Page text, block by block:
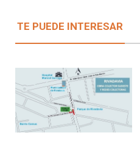
TE PUEDE INTERESAR